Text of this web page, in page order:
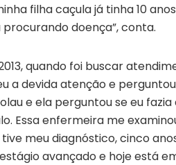
filha caçula já tinha 10
doença”, conta.
quando foi buscar
a devida atenção e
e ela perguntou se eu
Essa enfermeira me
meu diagnóstico, cinco
avançado e hoje está